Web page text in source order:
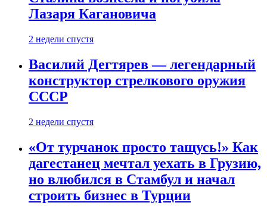
Лазаря Кагановича
2 недели спустя
Василий Дегтярев — легендарный
конструктор стрелкового оружия
СССР
2 недели спустя
«От турчанок просто тащусь!» Как
дагестанец мечтал уехать в Грузию,
но влюбился в Стамбул и начал
строить бизнес в Турции